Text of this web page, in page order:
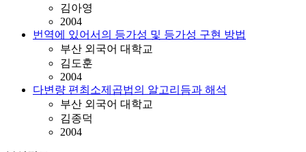
김아영
2004
번역에 있어서의 등가성 및 등가성 구현 방법
부산 외국어 대학교
김도훈
2004
다변량 편최소제곱법의 알고리듬과 해석
부산 외국어 대학교
김종덕
2004